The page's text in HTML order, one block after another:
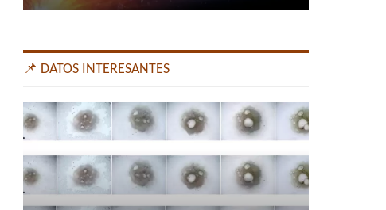
📌 DATOS INTERESANTES